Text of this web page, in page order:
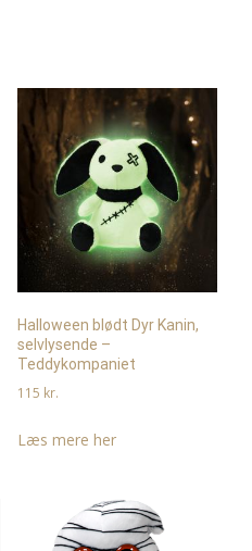
Halloween blødt Dyr Kanin,
selvlysende –
Teddykompaniet
115 kr.
Læs mere her